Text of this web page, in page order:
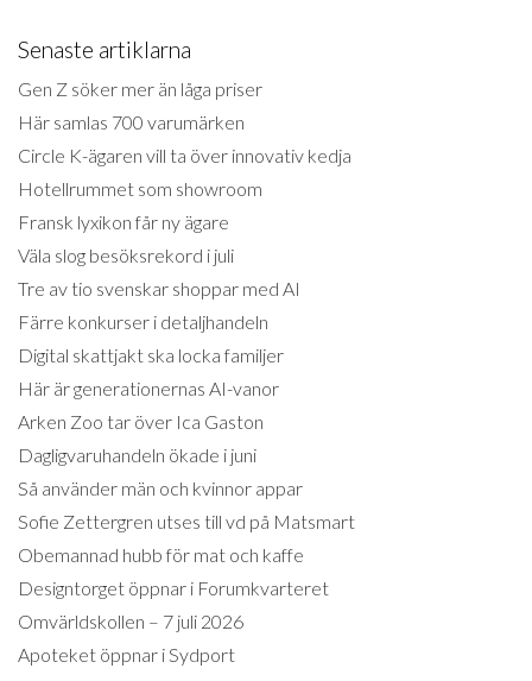
Senaste artiklarna
Gen Z söker mer än låga priser
Här samlas 700 varumärken
Circle K-ägaren vill ta över innovativ kedja
Hotellrummet som showroom
Fransk lyxikon får ny ägare
Väla slog besöksrekord i juli
Tre av tio svenskar shoppar med AI
Färre konkurser i detaljhandeln
Digital skattjakt ska locka familjer
Här är generationernas AI-vanor
Arken Zoo tar över Ica Gaston
Dagligvaruhandeln ökade i juni
Så använder män och kvinnor appar
Sofie Zettergren utses till vd på Matsmart
Obemannad hubb för mat och kaffe
Designtorget öppnar i Forumkvarteret
Omvärldskollen – 7 juli 2026
Apoteket öppnar i Sydport